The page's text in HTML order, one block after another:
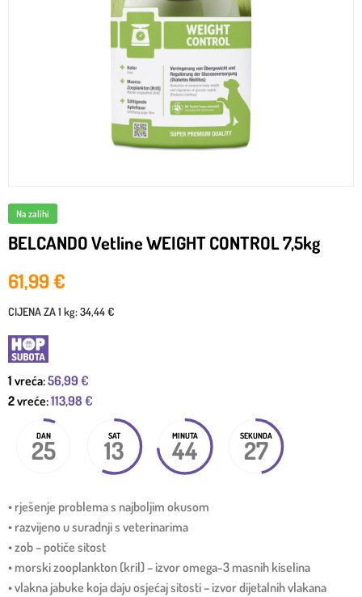
Na zalihi
BELCANDO Vetline WEIGHT CONTROL 7,5kg
61,99€
CIJENA ZA1 kg:34,44 €
1 vreća:56,99 €
2vreće:113,98 €
DAN
25 SAT
13 MINUTA
44 SEKUNDA
27
• rješenje problema s najboljim okusom
• razvijeno u suradnji s veterinarima
• zob – potiče sitost
• morski zooplankton (kril) – izvor omega-3 masnih kiselina
• vlakna jabuke koja daju osjećaj sitosti – izvor dijetalnih vlakana